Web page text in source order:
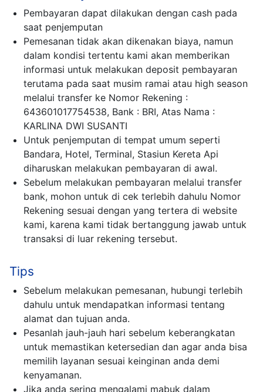
Pembayaran dapat dilakukan dengan cash pada
saat penjemputan
Pemesanan tidak akan dikenakan biaya, namun
dalam kondisi tertentu kami akan memberikan
informasi untuk melakukan deposit pembayaran
terutama pada saat musim ramai atau high season
melalui transfer ke Nomor Rekening :
643601017754538, Bank : BRI, Atas Nama :
KARLINA DWI SUSANTI
Untuk penjemputan di tempat umum seperti
Bandara, Hotel, Terminal, Stasiun Kereta Api
diharuskan melakukan pembayaran di awal.
Sebelum melakukan pembayaran melalui transfer
bank, mohon untuk di cek terlebih dahulu Nomor
Rekening sesuai dengan yang tertera di website
kami, karena kami tidak bertanggung jawab untuk
transaksi di luar rekening tersebut.
Tips
Sebelum melakukan pemesanan, hubungi terlebih
dahulu untuk mendapatkan informasi tentang
alamat dan tujuan anda.
Pesanlah jauh-jauh hari sebelum keberangkatan
untuk memastikan ketersedian dan agar anda bisa
memilih layanan sesuai keinginan anda demi
kenyamanan.
Jika anda sering mengalami mabuk dalam